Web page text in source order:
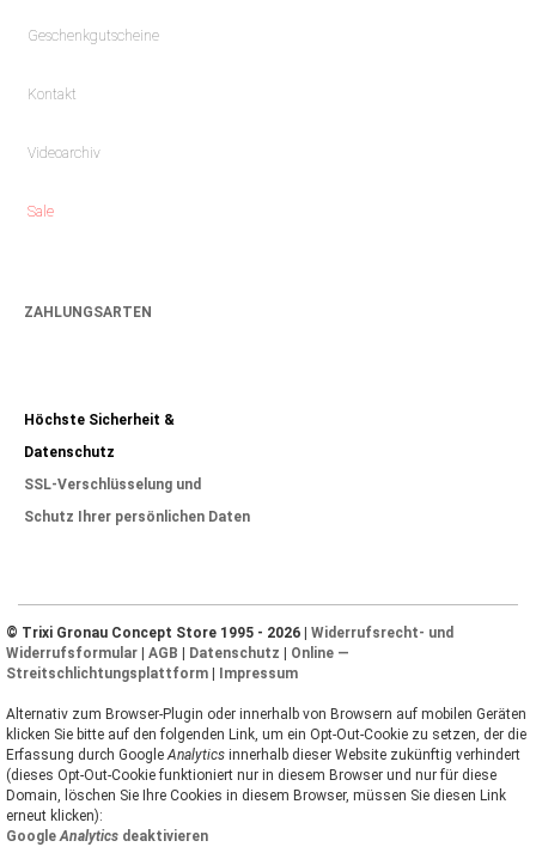
Geschenkgutscheine
Kontakt
Videoarchiv
Sale
ZAHLUNGSARTEN
Höchste Sicherheit &
Datenschutz
SSL-Verschlüsselung und
Schutz Ihrer persönlichen Daten
© Trixi Gronau Concept Store 1995 - 2026 | Widerrufsrecht- und
Widerrufsformular | AGB | Datenschutz | Online —
Streitschlichtungsplattform | Impressum
Alternativ zum Browser-Plugin oder innerhalb von Browsern auf mobilen Geräten
klicken Sie bitte auf den folgenden Link, um ein Opt-Out-Cookie zu setzen, der die
Erfassung durch Google Analytics innerhalb dieser Website zukünftig verhindert
(dieses Opt-Out-Cookie funktioniert nur in diesem Browser und nur für diese
Domain, löschen Sie Ihre Cookies in diesem Browser, müssen Sie diesen Link
erneut klicken):
Google Analytics deaktivieren